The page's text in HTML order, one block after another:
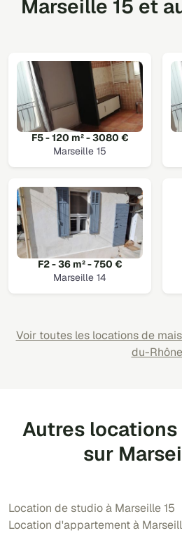
Marseille 15 et
F5 - 120 m² - 3080 €
Marseille 15
F2 - 36 m² - 750 €
Marseille 14
Voir toutes les locations de
du-Rhône
Autres
sur
Location de studio à Marseille 15
Location d'appartement à